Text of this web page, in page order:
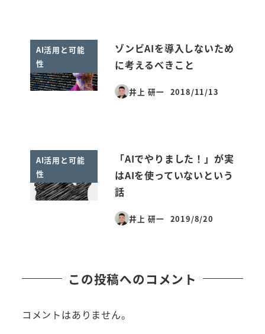
AI活用と可能
性
ゾンビAIを導入しないため
に考えるべきこと
井上 研一
投稿日
2018/11/13
AI活用と可能
性
「AIでやりました！」が実
はAIを使っていないという
話
井上 研一
投稿日
2019/8/20
この投稿へのコメント
コメントはありません。